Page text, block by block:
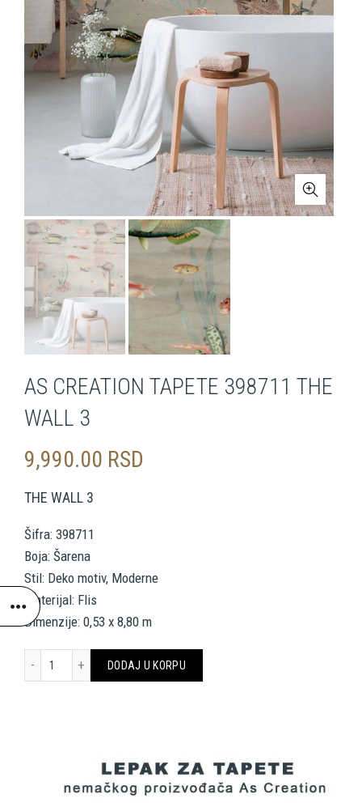
AS CREATION TAPETE 398711 THE
WALL 3
9,990.00 RSD
THE WALL 3
Šifra: 398711
Boja: Šarena
Stil: Deko motiv, Moderne
Materijal: Flis
Dimenzije: 0,53 x 8,80 m
DODAJ U KORPU